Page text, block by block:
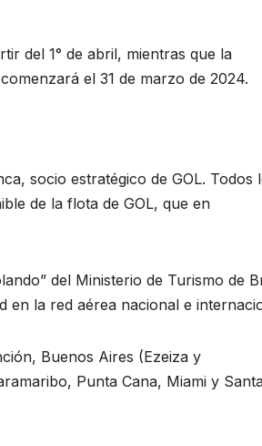
del 1° de abril, mientras que la
el 31 de marzo de 2024.
socio estratégico de GOL. Todos
de la flota de GOL, que en
del Ministerio de Turismo de
en la red aérea nacional e
Buenos Aires (Ezeiza y
Punta Cana, Miami y